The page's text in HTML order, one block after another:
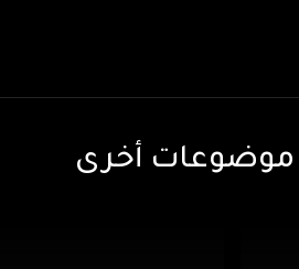
أخرى